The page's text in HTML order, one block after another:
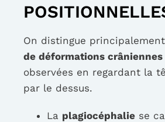
On distingue principalement
de déformations
observées en regardant la
par le dessus.
La plagiocéphaliese